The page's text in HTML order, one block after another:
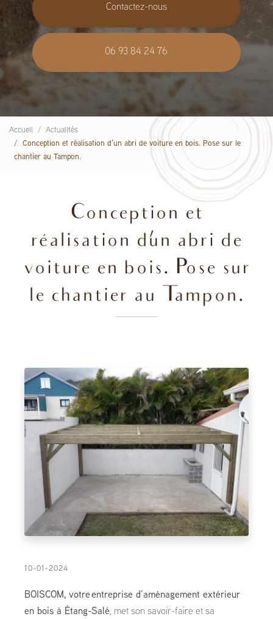
Contactez-nous
06 93 84 24 76
Accueil
Actualités
Conception et réalisation d’un abri de voiture en bois. Pose sur le
chantier au Tampon.
Conception et
réalisation d’un abri de
voiture en bois. Pose sur
le chantier au Tampon.
10-01-2024
BOISCOM, votre entreprise d’aménagement extérieur
en bois à Étang-Salé, met son savoir-faire et sa